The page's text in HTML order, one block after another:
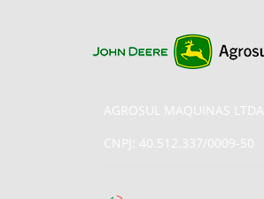
AGROSUL MAQUINAS LTDA
CNPJ: 40.512.337/0009-50